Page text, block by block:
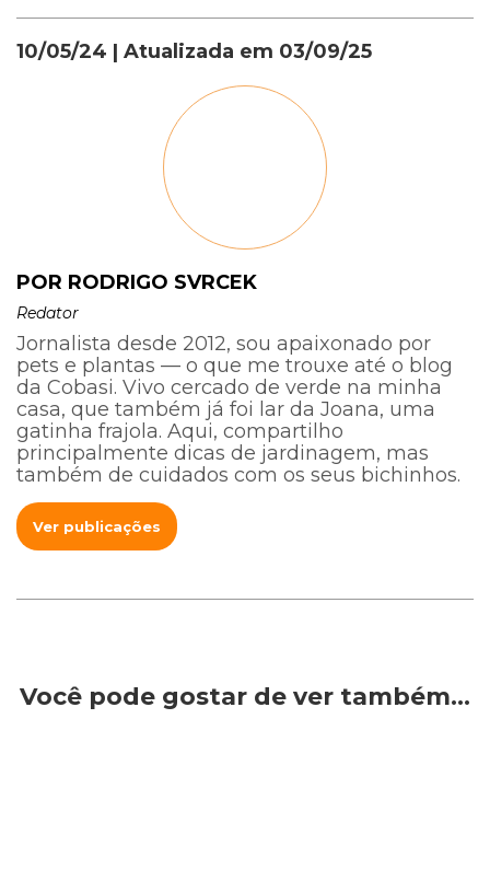
10/05/24 | Atualizada em 03/09/25
POR RODRIGO SVRCEK
Redator
Jornalista desde 2012, sou apaixonado por
pets e plantas — o que me trouxe até o blog
da Cobasi. Vivo cercado de verde na minha
casa, que também já foi lar da Joana, uma
gatinha frajola. Aqui, compartilho
principalmente dicas de jardinagem, mas
também de cuidados com os seus bichinhos.
Ver publicações
Você pode gostar de ver também…